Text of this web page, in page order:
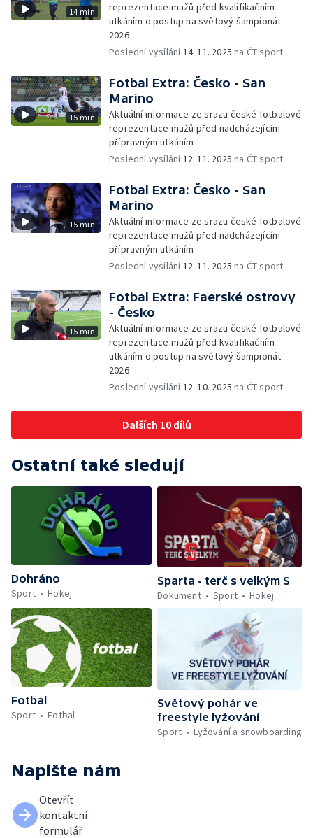
14 min
reprezentace mužů před kvalifikačním
utkáním o postup na světový šampionát
2026
Poslední vysílání14. 11. 2025 na ČT sport
15 min
Fotbal Extra: Česko - San
Marino
Aktuální informace ze srazu české fotbalové
reprezentace mužů před nadcházejícím
přípravným utkáním
Poslední vysílání12. 11. 2025 na ČT sport
15 min
Fotbal Extra: Česko - San
Marino
Aktuální informace ze srazu české fotbalové
reprezentace mužů před nadcházejícím
přípravným utkáním
Poslední vysílání12. 11. 2025 na ČT sport
15 min
Fotbal Extra: Faerské ostrovy
- Česko
Aktuální informace ze srazu české fotbalové
reprezentace mužů před kvalifikačním
utkáním o postup na světový šampionát
2026
Poslední vysílání12. 10. 2025 na ČT sport
Dalších 10 dílů
Ostatní také sledují
Dohráno
Sport
Hokej
Sparta - terč s velkým S
Dokument
Sport Hokej
Fotbal
Sport
Fotbal
Světový pohár ve
freestyle lyžování
Sport
Lyžování a snowboarding
Napište nám
Otevřít
kontaktní
formulář